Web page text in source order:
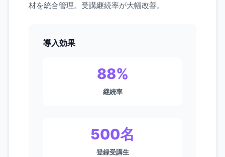
材を統合管理。受講継続率が大幅改善。
導入効果
88%
継続率
500名
登録受講生